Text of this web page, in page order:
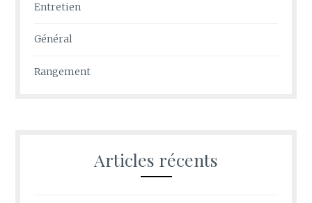
Entretien
Général
Rangement
Articles récents